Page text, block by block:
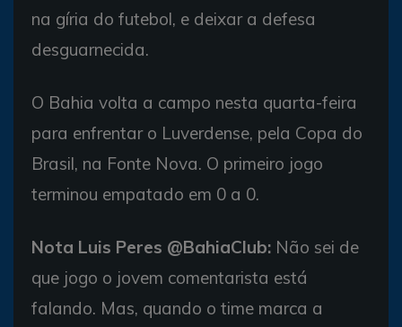
na gíria do futebol, e deixar a defesa
desguarnecida.
O Bahia volta a campo nesta quarta-feira
para enfrentar o Luverdense, pela Copa do
Brasil, na Fonte Nova. O primeiro jogo
terminou empatado em 0 a 0.
Nota Luis Peres @BahiaClub: Não sei de
que jogo o jovem comentarista está
falando. Mas, quando o time marca a